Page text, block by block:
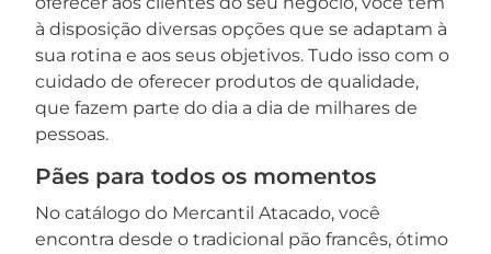
à disposição diversas opções que se adaptam à
sua rotina e aos seus objetivos. Tudo isso com o
cuidado de oferecer produtos de qualidade,
que fazem parte do dia a dia de milhares de
pessoas.
Pães para todos os momentos
No catálogo do Mercantil Atacado, você
encontra desde o tradicional pão francês, ótimo